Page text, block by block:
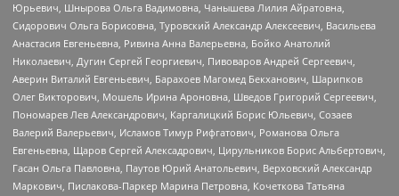
Юрьевич, Шнырова Ольга Вадимовна, Чанышева Лилия Айратовна,
Сидорович Ольга Борисовна, Туровский Александр Алексеевич, Васильева
Анастасия Евгеньевна, Ривина Анна Валерьевна, Бойко Анатолий
Николаевич, Дугин Сергей Георгиевич, Пивоваров Андрей Сергеевич,
Аверин Виталий Евгеньевич, Барахоев Магомед Бекханович, Шарипков
Олег Викторович, Мошель Ирина Ароновна, Шведов Григорий Сергеевич,
Пономарев Лев Александрович, Каргалицкий Борис Юльевич, Созаев
Валерий Валерьевич, Исламов Тимур Рифгатович, Романова Ольга
Евгеньевна, Щаров Сергей Алексадрович, Цирульников Борис Альбертович,
Гасан Ольга Павловна, Паутов Юрий Анатольевич, Верховский Александр
Маркович, Пислакова-Паркер Марина Петровна, Кочеткова Татьяна